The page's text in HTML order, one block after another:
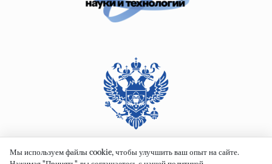
Мы используем файлы cookie, чтобы улучшить ваш опыт на сайте.